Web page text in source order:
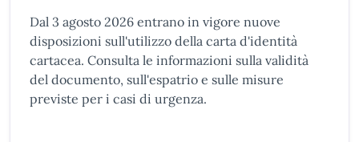
Dal 3 agosto 2026 entrano in vigore nuove
disposizioni sull'utilizzo della carta d'identità
cartacea. Consulta le informazioni sulla validità
del documento, sull'espatrio e sulle misure
previste per i casi di urgenza.